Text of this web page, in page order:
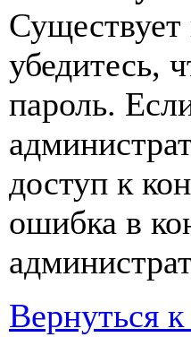
убедитесь,
пароль.
доступ к
ошибка в
Вернуться